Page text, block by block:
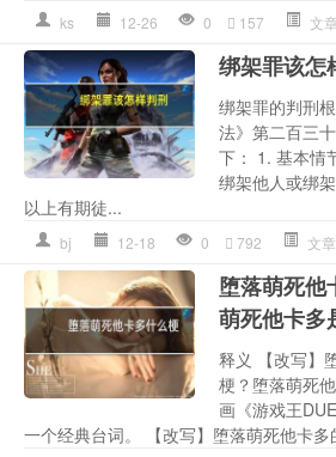
ks 12-26 0 157 文
绑架罪该怎
绑架罪的判刑
法》第二百三
下： 1. 基本情
绑架他人或绑
以上有期徒...
bj 12-18 0 792 文
堕落萌死他
萌死他卡多
释义 【改写】
梗？堕落萌死
画《游戏王
一个经典台词。 【改写】堕落萌死他卡多